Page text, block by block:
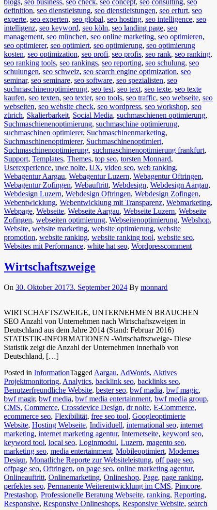
definition, seo dienstleistung, seo dienstleistungen, seo erfurt, seo
experte, seo experten, seo global, seo hosting, seo intelligence, seo
intelligenz, seo keyword, seo köln, seo landing page, seo
management, seo münchen, seo online marketing, seo optimieren,
seo optimierer, seo optimiert, seo optimierung, seo optimierung
kosten, seo optimization, seo profi, seo profis, seo rank, seo ranking,
seo ranking tools, seo rankings, seo reporting, seo schulung, seo
schulungen, seo schweiz, seo search engine optimization, seo
seminar, seo seminare, seo software, seo spezialisten, seo
suchmaschinenoptimierung, seo test, seo text, seo texte, seo texte
kaufen, seo texten, seo texter, seo tools, seo traffic, seo webseite, seo
webseiten, seo website check, seo wordpress, seo workshop, seo
zürich, Skalierbarkeit, Social Media, suchmaschienen optimierung,
Suchmaschienenoptimierung, suchmaschine optimierung,
suchmaschinen optimierer, Suchmaschinenmarketing,
Suchmaschinenoptimierer, Suchmaschinenoptimiert,
Suchmaschinenoptimierung, suchmaschinenoptimierung frankfurt,
Support, Templates, Themes, top seo, torsten Monnard,
Userexperience, uwe nolte, UX, video seo, web ranking,
Webagentur Aargau, Webagentur Luzern, Webagentur Oftringen,
Webagentur Zofingen, Webauftritt, Webdesign, Webdesign Aargau,
Webdesign Luzern, Webdesign Oftringen, Webdesign Zofingen,
Webentwicklung, Webentwicklung mit Transparenz, Webmarketing,
Webpage, Webseite, Webseite Aargau, Webseite Luzern, Webseite
Zofingen, webseiten optimierung, Webseitenoptimierung, Webshop,
Website, website marketing, website optimierung, website
promotion, website ranking, website ranking tool, website seo,
Websites mit Performance, white hat seo, Wordpresscomment
Wirtschaftszweige
On 30. Oktober 20173. September 2024 By monnard
WIRTSCHAFTSZWEIGE, UNTERNEHMEN BRAUCHEN
SEO Anzahl von Unternehmen nach Wirtschaftszweigen in
Deutschland aus dem Jahre 2014 (Stand: Februar 2016)
STATISTIK-INFORMATIONEN -Wirtschaftszweige- Diese
Statistik zeigt die Anzahl der Unternehmen innerhalb von
Deutschland, […]
Posted in InformationTagged Aargau, AdWords, Aktives
Projektmonitoring, Analytics, backlink seo, backlinks seo,
Benutzerfreundliche Website, bester seo, bwf madia, bwf magic,
bwf magir, bwf media, bwf media entertainment, bwf media group,
CMS, Commerce, Crossdevice Design, dr nolte, E-Commerce,
ecommerce seo, Flexibilität, free seo tool, Googleoptimierte
Website, Hosting Webseite, Individuell, international seo, internet
marketing, internet marketing agentur, Internetseite, keyword seo,
keyword tool, local seo, Loginmodul, Luzern, magento seo,
marketing seo, media entertainment, Mobileoptimiert, Modernes
Design, Monatliche Reporte zur Websiteleistung, off page seo,
offpage seo, Oftringen, on page seo, online marketing agentur,
Onlineauftritt, Onlinemarketing, Onlineshop, Page, page ranking,
perfektes seo, Permanente Weiterentwicklung im CMS, Pimcore,
Prestashop, Professionelle Beratung Webseite, ranking, Reporting,
Responsive, Responsive Onlineshops, Responsive Website, search